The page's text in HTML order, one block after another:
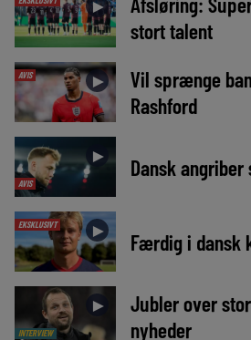
►
stort talent
AVIS ►
Vil sprænge
Rashford
AVIS
► Dansk
EKSKLUSIVT ► Færdig i dansk
INTERVIEW
►
Jubler over
nyheder